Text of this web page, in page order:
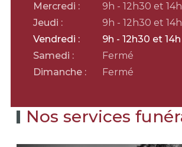
Mercredi :
9h - 12h30 et
Jeudi :
9h - 12h30 et
Vendredi :
9h - 12h30 et 14h
Samedi :
Fermé
Dimanche :
Fermé
Nos services